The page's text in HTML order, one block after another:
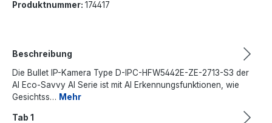
Produktnummer: 174417
Beschreibung
Die Bullet IP-Kamera Type D-IPC-HFW5442E-ZE-2713-S3 der
AI Eco-Savvy AI Serie ist mit AI Erkennungsfunktionen, wie
Gesichtss… Mehr
Tab 1